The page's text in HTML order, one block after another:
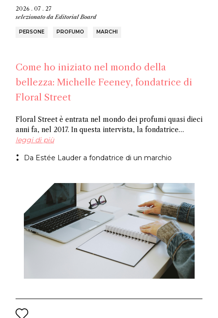
2026 . 07 . 27
selezionato daEditorial Board
PERSONE PROFUMO MARCHI
Come ho iniziato nel mondo della
bellezza: Michelle Feeney, fondatrice di
Floral Street
Floral Street è entrata nel mondo dei profumi quasi dieci
anni fa, nel 2017. In questa intervista, la fondatrice
Michelle Feeney racconta la sua esperienza lavorativa
un'imprenditrice e la gioia di creare fragranze di lusso
leggi di più
Da Estée Lauder a fondatrice di un marchio